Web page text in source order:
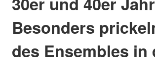
Besonders
des Ensembles in